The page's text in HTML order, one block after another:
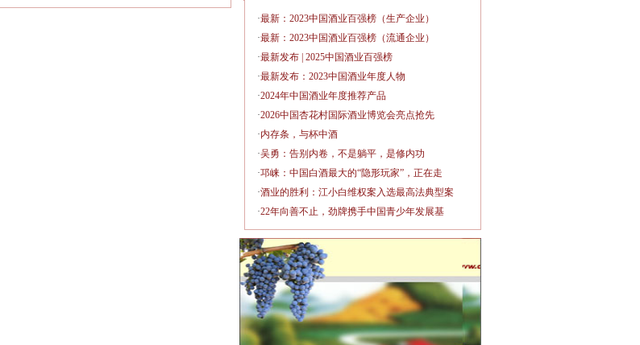
·最新：2023中国酒业百强榜（生产企业）
·最新：2023中国酒业百强榜（流通企业）
·最新发布 | 2025中国酒业百强榜
·最新发布：2023中国酒业年度人物
·2024年中国酒业年度推荐产品
·2026中国杏花村国际酒业博览会亮点抢先
·内存条，与杯中酒
·吴勇：告别内卷，不是躺平，是修内功
·邛崃：中国白酒最大的“隐形玩家”，正在走
·酒业的胜利：江小白维权案入选最高法典型案
·22年向善不止，劲牌携手中国青少年发展基